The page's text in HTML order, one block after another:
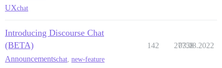
UXchat
Introducing Discourse Chat
(BETA)
Announcementschat new-feature
142 27758
03.08.2022